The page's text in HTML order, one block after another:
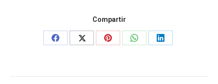
Compartir
Share
Share
Share
Share
Share